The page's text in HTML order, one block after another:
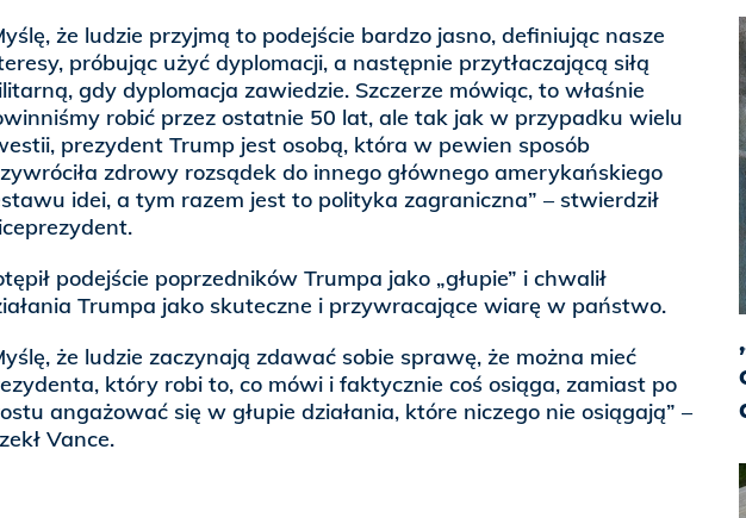
że ludzie przyjmą to podejście bardzo jasno, definiując nasze
próbując użyć dyplomacji, a następnie przytłaczającą siłą
gdy dyplomacja zawiedzie. Szczerze mówiąc, to właśnie
robić przez ostatnie 50 lat, ale tak jak w przypadku wielu
prezydent Trump jest osobą, która w pewien sposób
zdrowy rozsądek do innego głównego amerykańskiego
idei, a tym razem jest to polityka zagraniczna” – stwierdził
podejście poprzedników Trumpa jako „głupie” i chwalił
Trumpa jako skuteczne i przywracające wiarę w państwo.
że ludzie zaczynają zdawać sobie sprawę, że można mieć
który robi to, co mówi i faktycznie coś osiąga, zamiast po
angażować się w głupie działania, które niczego nie osiągają” –
Vance.